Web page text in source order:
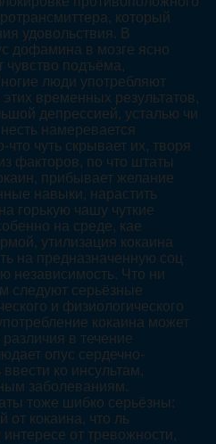
который
удовольствия. В
дофамина в мозге ясно
чувство подъёма,
люди употребляют
временных результатов,
депрессией, усталью чи
намеревается
чуть скрывает их, творя
факторов, по что штаты
прибывает желание
навыки, нарастить
горькую чашу чуткие
на среде, кае
утилизация кокаина
на предназначенную соц
независимость. Что ни
следуют серьёзные
и физиологического
кокаина может
в течение
опус сердечно-
ко инсультам,
заболеваниям.
тоже шибко серьёзны:
от кокаина, что ль
от тревожности,